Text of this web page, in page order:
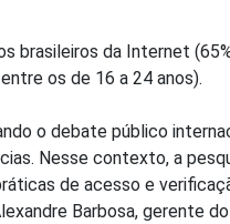
brasileiros da Internet
os de 16 a 24 anos).
o debate público
Nesse contexto, a
de acesso e
Barbosa, gerente